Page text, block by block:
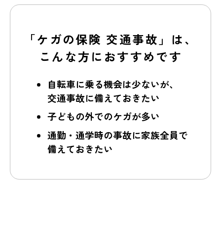
「ケガの保険 交通事故」は、
こんな方におすすめです
自転車に乗る機会は少ないが、
交通事故に備えておきたい
子どもの外でのケガが多い
通勤・通学時の事故に家族全員で
備えておきたい